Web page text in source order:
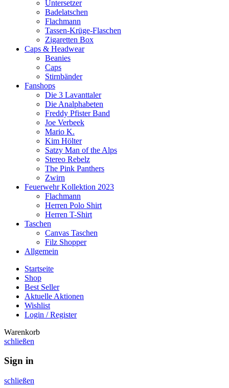
Untersetzer
Badelatschen
Flachmann
Tassen-Krüge-Flaschen
Zigaretten Box
Caps & Headwear
Beanies
Caps
Stirnbänder
Fanshops
Die 3 Lavanttaler
Die Analphabeten
Freddy Pfister Band
Joe Verbeek
Mario K.
Kim Hölter
Satzy Man of the Alps
Stereo Rebelz
The Pink Panthers
Zwirn
Feuerwehr Kollektion 2023
Flachmann
Herren Polo Shirt
Herren T-Shirt
Taschen
Canvas Taschen
Filz Shopper
Allgemein
Startseite
Shop
Best Seller
Aktuelle Aktionen
Wishlist
Login / Register
Warenkorb
schließen
Sign in
schließen